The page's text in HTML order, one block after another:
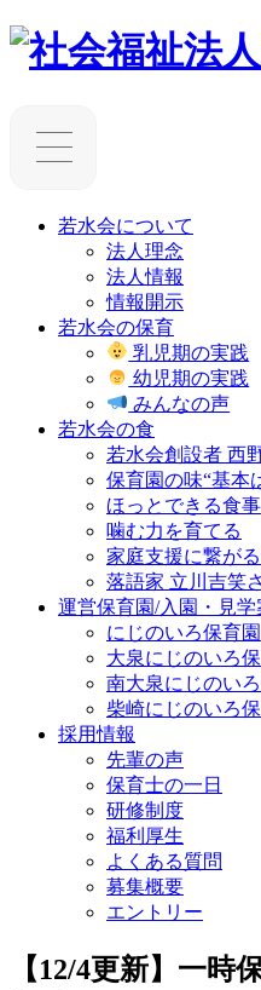
若水会について
法人理念
法人情報
情報開示
若水会の保育
乳児期の実践
幼児期の実践
みんなの声
若水会の食
若水会創設者 西
保育園の味“基本
ほっとできる食事
噛む力を育てる
家庭支援に繋が
落語家 立川吉笑
運営保育園/入園・見学
にじのいろ保育園
大泉にじのいろ
南大泉にじのい
柴崎にじのいろ
採用情報
先輩の声
保育士の一日
研修制度
福利厚生
よくある質問
募集概要
エントリー
【12/4更新】一時